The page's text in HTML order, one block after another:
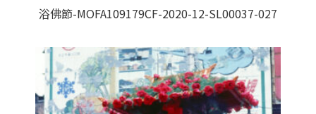
浴佛節-MOFA109179CF-2020-12-SL00037-027